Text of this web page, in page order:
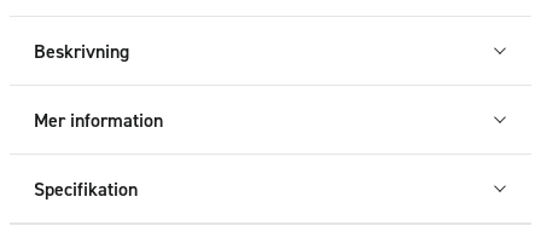
&
H3
TGE
mängd
Beskrivning
Mer information
Specifikation